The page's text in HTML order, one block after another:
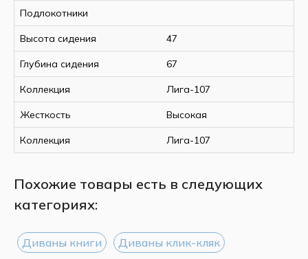
Подлокотники
Высота сидения 47
Глубина сидения 67
Коллекция Лига-107
Жесткость Высокая
Коллекция Лига-107
Похожие товары есть в следующих
категориях:
Диваны книги
Диваны клик-кляк